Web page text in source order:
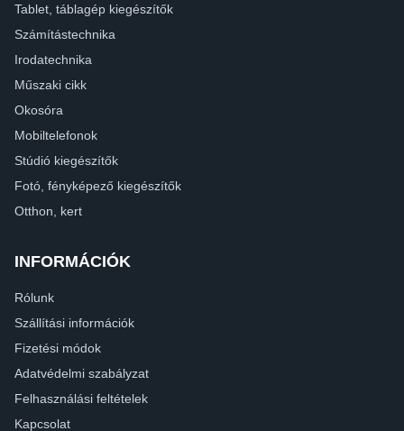
Tablet, táblagép kiegészítők
Számítástechnika
Irodatechnika
Műszaki cikk
Okosóra
Mobiltelefonok
Stúdió kiegészítők
Fotó, fényképező kiegészítők
Otthon, kert
INFORMÁCIÓK
Rólunk
Szállítási információk
Fizetési módok
Adatvédelmi szabályzat
Felhasználási feltételek
Kapcsolat